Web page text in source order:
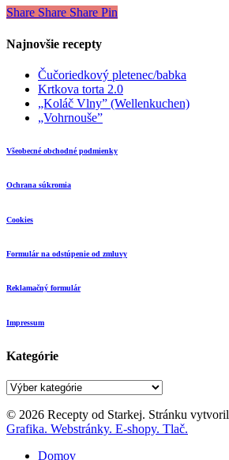
Share Share Share Pin
Najnovšie recepty
Čučoriedkový pletenec/babka
Krtkova torta 2.0
„Koláč Vlny” (Wellenkuchen)
„Vohrnouše”
Všeobecné obchodné podmienky
Ochrana súkromia
Cookies
Formulár na odstúpenie od zmluvy
Reklamačný formulár
Impressum
Kategórie
Kategórie
© 2026 Recepty od Starkej. Stránku vytvoril
Grafika. Webstránky. E-shopy. Tlač.
Close
Domov